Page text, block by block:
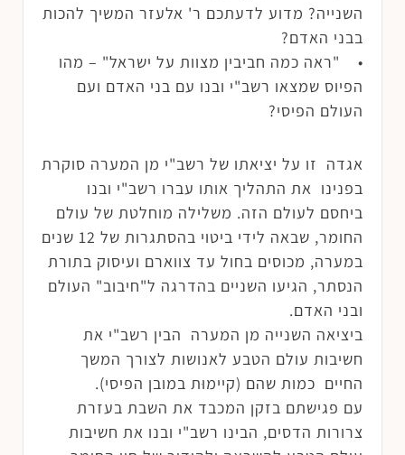
השנייה? מדוע לדעתכם ר' אלעזר המשיך להכות
בבני האדם?
• "ראה כמה חביבין מצוות על ישראל" – מהו
הפיוס שמצאו רשב"י ובנו עם בני האדם ועם
העולם הפיסי?
אגדה זו על יציאתו של רשב"י מן המערה סוקרת
בפנינו את התהליך אותו עברו רשב"י ובנו
ביחסם לעולם הזה. משלילה מוחלטת של עולם
החומר, שבאה לידי ביטוי בהסתגרות של 12 שנים
במערה, מכוסים בחול עד צווארם ועיסוק בתורת
הנסתר, הגיעו השניים בהדרגה ל"חיבוב" העולם
ובני האדם.
ביציאה השנייה מן המערה הבין רשב"י את
חשיבות עולם הטבע לאנושות לצורך המשך
החיים כמות שהם (קיימוּת במובן הפיסי).
עם פגישתם בזקן המכבד את השבת בעזרת
צרורות הדסים, הבינו רשב"י ובנו את חשיבות